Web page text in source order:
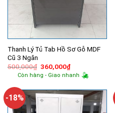
Thanh Lý Tủ Tab Hồ Sơ Gỗ MDF
Cũ 3 Ngăn
500,000₫ Giá
gốc
là:
360,000₫Giá
hiện
tại
360,000₫.
Còn hàng - Giao nhanh
-18%